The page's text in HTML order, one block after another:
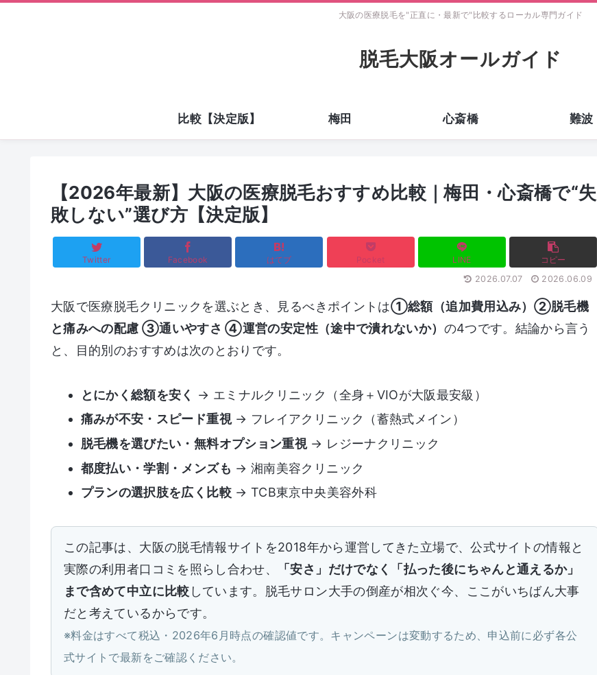
大阪の医療脱毛を"正直に・最新で"比較するローカル専門ガイド
脱毛大阪オールガイド
比較【決定版】 梅田 心斎橋 難波
【2026年最新】大阪の医療脱毛おすすめ比較｜梅田・心斎橋で“失
敗しない”選び方【決定版】
Twitter Facebook はてブ Pocket LINE
コピー
2026.07.07
2026.06.09
大阪で医療脱毛クリニックを選ぶとき、見るべきポイントは①総額（追加費用込み）②脱毛機
と痛みへの配慮 ③通いやすさ ④運営の安定性（途中で潰れないか） の4つです。結論から言う
と、目的別のおすすめは次のとおりです。
とにかく総額を安く
→ エミナルクリニック（全身＋VIOが大阪最安級）
痛みが不安・スピード重視→ フレイアクリニック（蓄熱式メイン）
脱毛機を選びたい・無料オプション重視→ レジーナクリニック
都度払い・学割・メンズも → 湘南美容クリニック
プランの選択肢を広く比較→ TCB東京中央美容外科
この記事は、大阪の脱毛情報サイトを2018年から運営してきた立場で、公式サイトの情報と
実際の利用者口コミを照らし合わせ、
「安さ」だけでなく「払った後にちゃんと通えるか」
まで含めて中立に比較 しています。脱毛サロン大手の倒産が相次ぐ今、ここがいちばん大事
だと考えているからです。
※料金はすべて税込・2026年6月時点の確認値です。キャンペーンは変動するため、申込前に必ず各公
式サイトで最新をご確認ください。